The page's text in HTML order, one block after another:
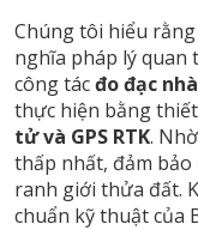
Chúng tôi hiểu
nghĩa pháp lý quan
công tácđo đạc
thực hiện bằng
tử và GPS RTK.
thấp nhất, đảm
ranh giới thửa đất.
chuẩn kỹ thuật của